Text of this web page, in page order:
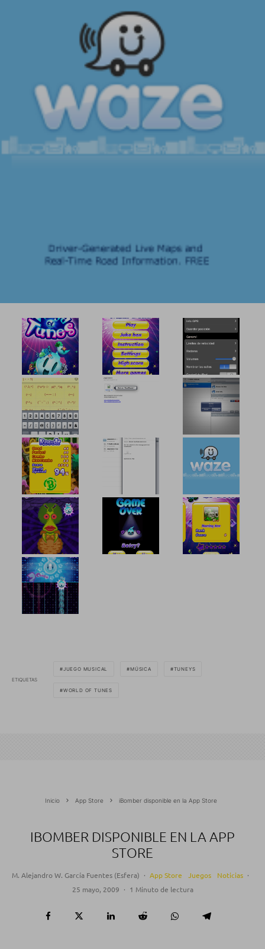
ETIQUETAS
JUEGO MUSICAL MÚSICA TUNEYS
WORLD OF TUNES
Inicio App Store iBomber disponible en la App Store
IBOMBER DISPONIBLE EN LA APP
STORE
M. Alejandro W. García Fuentes (Esfera) · App Store Juegos Noticias ·
25 mayo, 2009 · 1 Minuto de lectura